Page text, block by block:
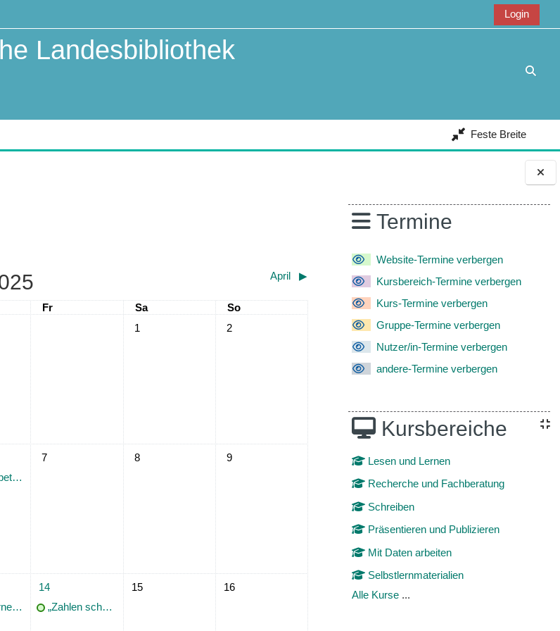
BlöckeTermine
Website-Termine verbergen
Kursbereich-Termine verbergen
Kurs-Termine verbergen
Gruppe-Termine verbergen
Nutzer/in-Termine verbergen
andere-Termine verbergen
Kursbereiche
Lesen und Lernen
Recherche und Fachberatung
Schreiben
Präsentieren und Publizieren
Mit Daten arbeiten
Selbstlernmaterialien
Alle Kurse ...
Login
Landesbibliothek
Feste Breite
April ▶︎
Freitag
Fr Samstag
Sa Sonntag
So
Keine Termine, Samstag, 1. März
1 Keine Termine, Sonntag, 2. März
2
6. März
Keine Termine, Freitag, 7. März
7 Keine Termine, Samstag, 8. März
8 Keine Termine, Sonntag, 9. März
9
13. März
1 Termin, Freitag, 14. März
14
„Zahlen schaffen Wissen“ – Das Statistische Landesamt Baden-Württemberg stellt sich und sein Datenangebot vor
Keine Termine, Samstag, 15. März
15 Keine Termine, Sonntag, 16. März
16